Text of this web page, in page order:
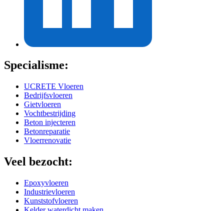
Specialisme:
UCRETE Vloeren
Bedrijfsvloeren
Gietvloeren
Vochtbestrijding
Beton injecteren
Betonreparatie
Vloerrenovatie
Veel bezocht:
Epoxyvloeren
Industrievloeren
Kunststofvloeren